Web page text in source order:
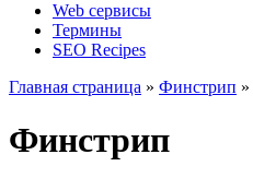
Web сервисы
Термины
SEO Recipes
Главная страница » Финстрип »
Финстрип